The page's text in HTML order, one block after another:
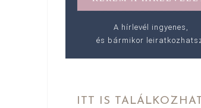
A hírlevél ingyenes,
és bármikor
ITT IS